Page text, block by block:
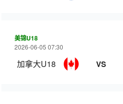
美锦U18
2026-06-05 07:30
加拿大U18 VS